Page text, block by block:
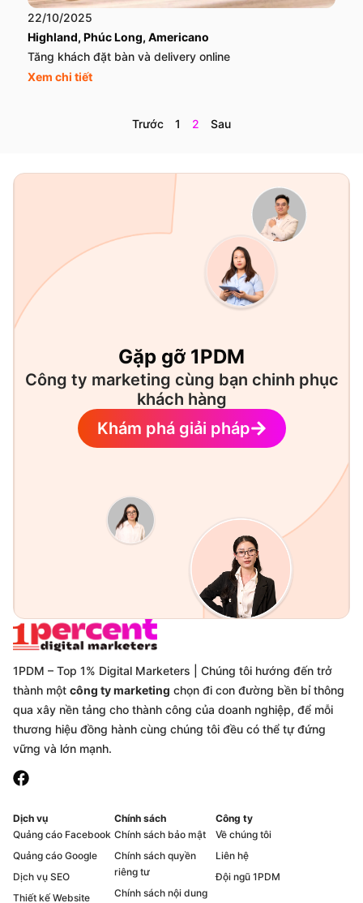
22/10/2025
Highland, Phúc Long, Americano
Tăng khách đặt bàn và delivery online
Xem chi tiết
Trước 1 2 Sau
Gặp gỡ 1PDM
Công ty marketing cùng bạn chinh phục
khách hàng
Khám phá giải pháp
1PDM – Top 1% Digital Marketers | Chúng tôi hướng đến trở
thành một công ty marketing chọn đi con đường bền bỉ thông
qua xây nền tảng cho thành công của doanh nghiệp, để mỗi
thương hiệu đồng hành cùng chúng tôi đều có thể tự đứng
vững và lớn mạnh.
Dịch vụ
Quảng cáo Facebook
Quảng cáo Google
Dịch vụ SEO
Thiết kế Website
Chính sách
Chính sách bảo mật
Chính sách quyền
riêng tư
Chính sách nội dung
Công ty
Về chúng tôi
Liên hệ
Đội ngũ 1PDM